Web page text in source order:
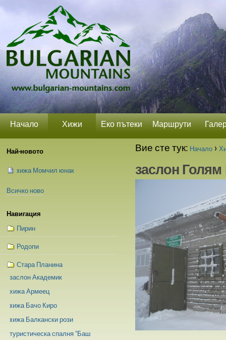
Начало Хижи Еко пътеки Маршрути
Вие сте тук: Начало ›
заслон
Най-новото
xижа Момчил юнак
Всичко ново
Навигация
Пирин
Родопи
Стара Планина
заслон Академик
хижа Армеец
xижа Бачо Киро
xижа Балкански рози
туристическа спалня "Баш